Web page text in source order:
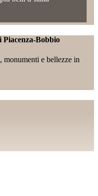
Piacenza-Bobbio
monumenti e bellezze in